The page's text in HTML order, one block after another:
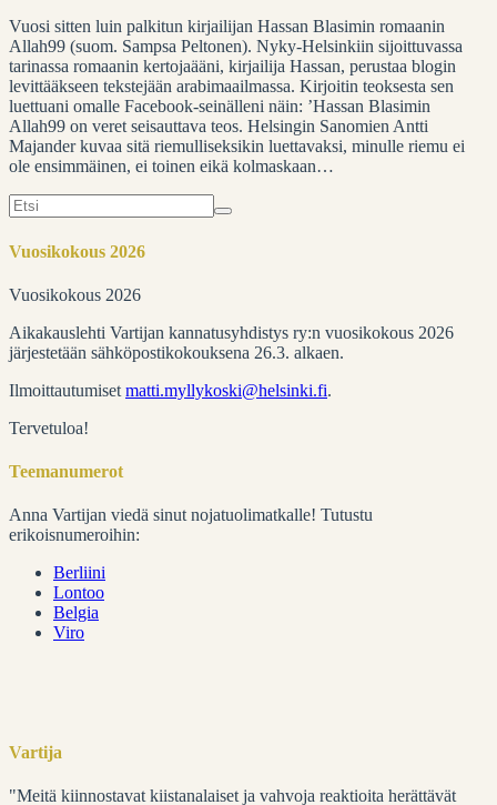
Vuosi sitten luin palkitun kirjailijan Hassan Blasimin romaanin
Allah99 (suom. Sampsa Peltonen). Nyky-Helsinkiin sijoittuvassa
tarinassa romaanin kertojaääni, kirjailija Hassan, perustaa blogin
levittääkseen tekstejään arabimaailmassa. Kirjoitin teoksesta sen
luettuani omalle Facebook-seinälleni näin: ’Hassan Blasimin
Allah99 on veret seisauttava teos. Helsingin Sanomien Antti
Majander kuvaa sitä riemulliseksikin luettavaksi, minulle riemu ei
ole ensimmäinen, ei toinen eikä kolmaskaan…
Search
for:
Vuosikokous 2026
Vuosikokous 2026
Aikakauslehti Vartijan kannatusyhdistys ry:n vuosikokous 2026
järjestetään sähköpostikokouksena 26.3. alkaen.
Ilmoittautumiset matti.myllykoski@helsinki.fi.
Tervetuloa!
Teemanumerot
Anna Vartijan viedä sinut nojatuolimatkalle! Tutustu
erikoisnumeroihin:
Berliini
Lontoo
Belgia
Viro
Vartija
"Meitä kiinnostavat kiistanalaiset ja vahvoja reaktioita herättävät